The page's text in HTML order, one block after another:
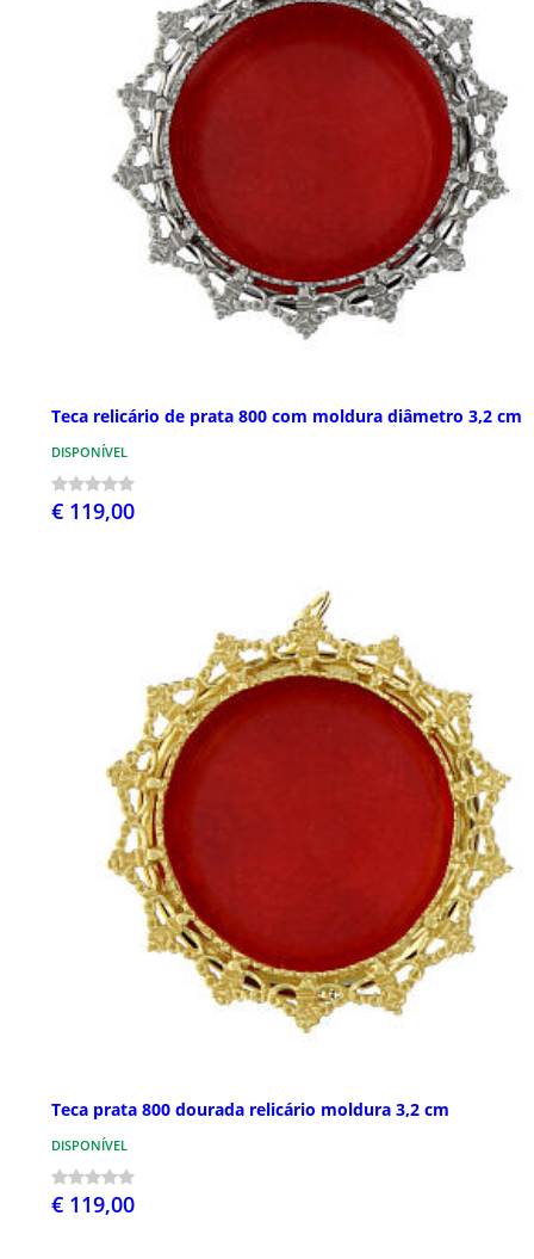
Teca relicário de prata 800 com moldura diâmetro 3,2 cm
DISPONÍVEL
€ 119,00
Teca prata 800 dourada relicário moldura 3,2 cm
DISPONÍVEL
€ 119,00